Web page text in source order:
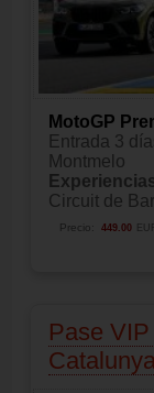
MotoGP
Entrada 3
Montmelo
Circuit de
Precio: 449.00
Pase